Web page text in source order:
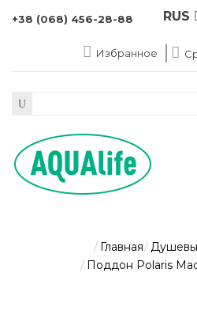
+38 (068) 456-28-88 RUS
Избранное
Главная
Поддон Polaris